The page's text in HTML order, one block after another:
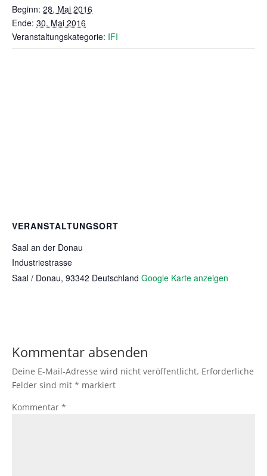
Beginn: 28. Mai 2016
Ende: 30. Mai 2016
Veranstaltungskategorie: IFI
VERANSTALTUNGSORT
Saal an der Donau
Industriestrasse
Saal / Donau, 93342 Deutschland Google Karte anzeigen
Kommentar absenden
Deine E-Mail-Adresse wird nicht veröffentlicht. Erforderliche
Felder sind mit * markiert
Kommentar *